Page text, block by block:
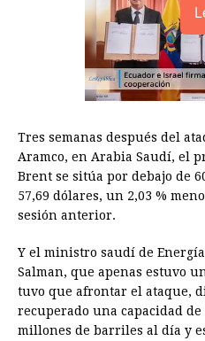
Tres semanas después del
Aramco, en Arabia Saudí, el
Brent se sitúa por debajo de
57,69 dólares, un 2,03 %
sesión anterior.
Y el ministro saudí de
Salman, que apenas estuvo
tuvo que afrontar el ataque,
recuperado una capacidad
millones de barriles al día y